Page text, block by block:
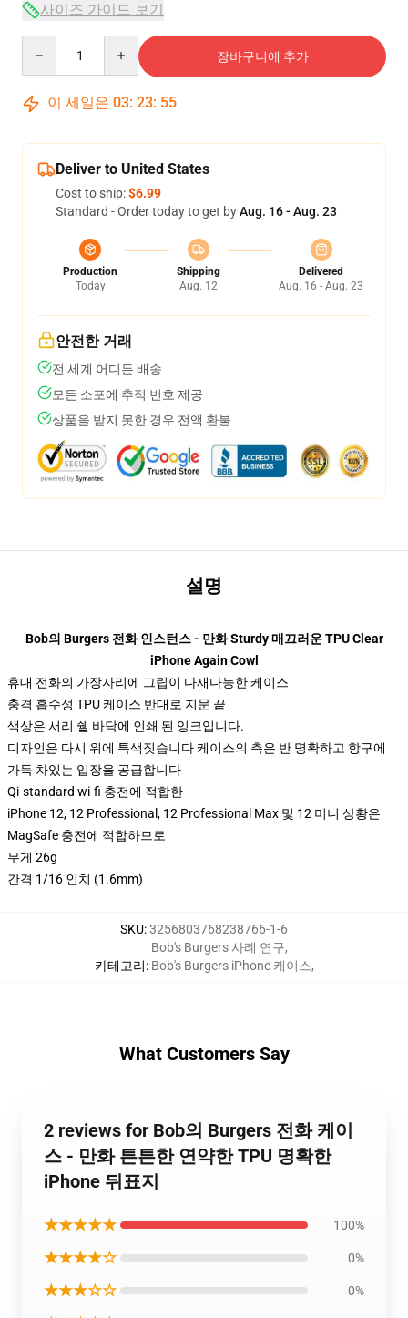
사이즈 가이드 보기
장바구니에 추가
이 세일은 03: 23: 54
Deliver to United States
Cost to ship:$6.99
Standard - Order today to get byAug. 16 - Aug. 23
Production
Today
Shipping
Aug. 12
Delivered
Aug. 16 - Aug. 23
안전한 거래
전 세계 어디든 배송
모든 소포에 추적 번호 제공
상품을 받지 못한 경우 전액 환불
설명
Bob의 Burgers 전화 인스턴스 - 만화 Sturdy 매끄러운 TPU Clear
iPhone Again Cowl
휴대 전화의 가장자리에 그립이 다재다능한 케이스
충격 흡수성 TPU 케이스 반대로 지문 끝
색상은 서리 쉘 바닥에 인쇄 된 잉크입니다.
디자인은 다시 위에 특색짓습니다 케이스의 측은 반 명확하고 항구에
가득 차있는 입장을 공급합니다
Qi-standard wi-fi 충전에 적합한
iPhone 12, 12 Professional, 12 Professional Max 및 12 미니 상황은
MagSafe 충전에 적합하므로
무게 26g
간격 1/16 인치 (1.6mm)
SKU:3256803768238766-1-6
카테고리:
Bob's Burgers 사례 연구,
Bob's Burgers iPhone 케이스,
What Customers Say
2 reviews for Bob의 Burgers 전화 케이
스 - 만화 튼튼한 연약한 TPU 명확한
iPhone 뒤표지
★★★★★ 100%
★★★★☆ 0%
★★★☆☆ 0%